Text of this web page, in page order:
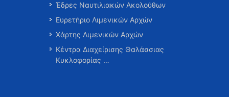
Έδρες Ναυτιλιακών Ακολούθων
Ευρετήριο Λιμενικών Αρχών
Χάρτης Λιμενικών Αρχών
Κέντρα Διαχείρισης Θαλάσσιας
Κυκλοφορίας …